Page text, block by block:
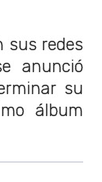
sus redes
anunció
su
álbum